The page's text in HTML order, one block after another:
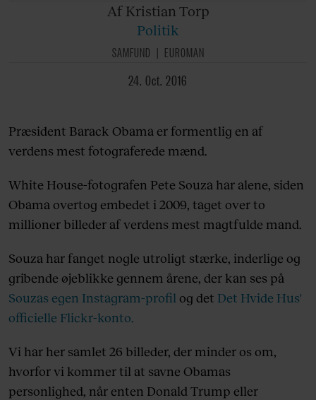
Af Kristian Torp
Politik
SAMFUND
EUROMAN
24. Oct. 2016
Præsident Barack Obama er formentlig en af
verdens mest fotograferede mænd.
White House-fotografen Pete Souza har alene, siden
Obama overtog embedet i 2009, taget over to
millioner billeder af verdens mest magtfulde mand.
Souza har fanget nogle utroligt stærke, inderlige og
gribende øjeblikke gennem årene, der kan ses på
Souzas egen Instagram-profil og det Det Hvide Hus'
officielle Flickr-konto.
Vi har her samlet 26 billeder, der minder os om,
hvorfor vi kommer til at savne Obamas
personlighed, når enten Donald Trump eller